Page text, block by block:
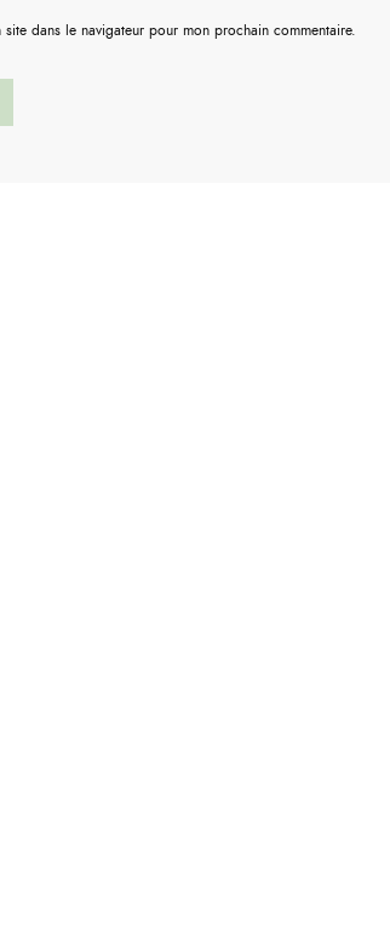
dans le navigateur pour mon prochain commentaire.